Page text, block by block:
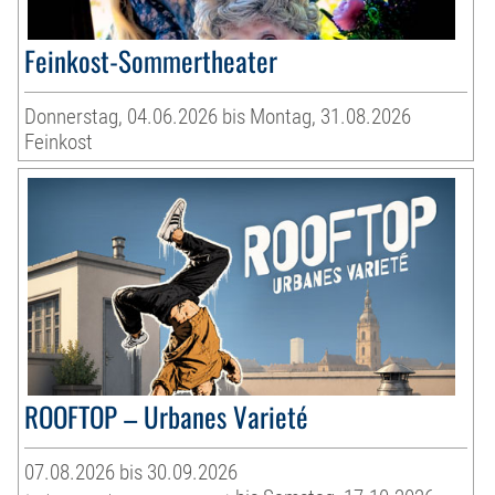
Feinkost-Sommertheater
Donnerstag, 04.06.2026 bis Montag, 31.08.2026
Feinkost
ROOFTOP – Urbanes Varieté
07.08.2026 bis 30.09.2026